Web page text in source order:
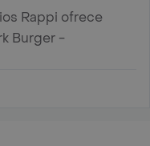
Rappi ofrece
Burger -